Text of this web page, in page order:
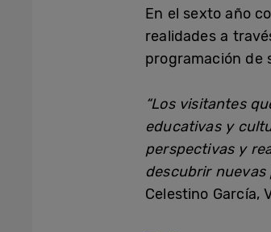
En el sexto año
realidades a
programación de
“Los visitantes
educativas y
perspectivas y
descubrir
Celestino García,